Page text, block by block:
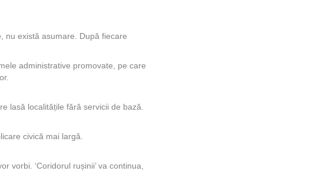
nu există asumare. După fiecare
administrative promovate, pe care
lasă localitățile fără servicii de bază.
civică mai largă.
vorbi. ‘Coridorul rușinii’ va continua,